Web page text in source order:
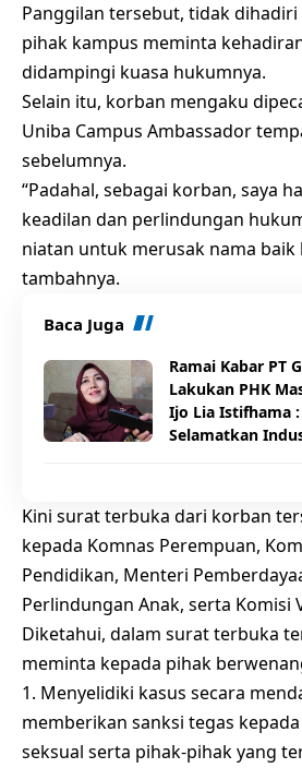
Panggilan tersebut, tidak dihadiri
pihak kampus meminta
didampingi kuasa hukumnya.
Selain itu, korban mengaku
Uniba Campus Ambassador
sebelumnya.
“Padahal, sebagai korban, saya
keadilan dan perlindungan
niatan untuk merusak nama baik
tambahnya.
Baca Juga
Ramai Kabar PT
Lakukan PHK
Ijo Lia Istifhama
Selamatkan
Kini surat terbuka dari korban
kepada Komnas Perempuan,
Pendidikan, Menteri
Perlindungan Anak, serta Komisi
Diketahui, dalam surat terbuka
meminta kepada pihak
Menyelidiki kasus secara
memberikan sanksi tegas
seksual serta pihak-pihak yang